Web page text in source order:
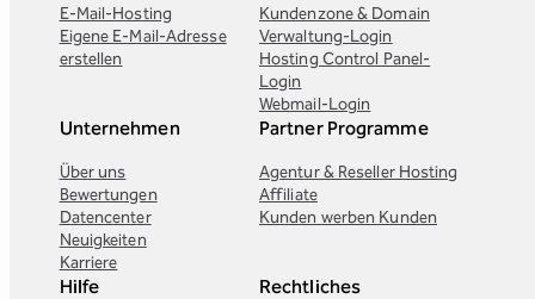
E-Mail-Hosting
Eigene E-Mail-Adresse
erstellen
Kundenzone & Domain
Verwaltung-Login
Hosting Control Panel-
Login
Webmail-Login
Unternehmen
Über uns
Bewertungen
Datencenter
Neuigkeiten
Karriere
Partner Programme
Agentur & Reseller Hosting
Affiliate
Kunden werben Kunden
Hilfe Rechtliches